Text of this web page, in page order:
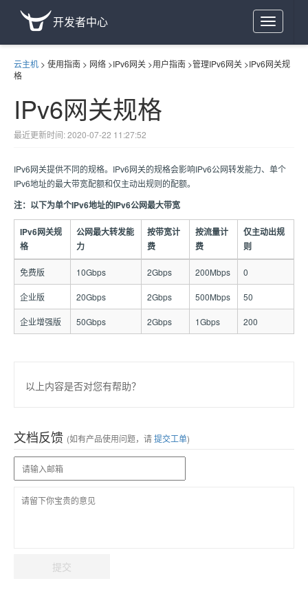
Toggle
navigation
开发者中心
云主机 > 使用指南 > 网络 >IPv6网关 >用户指南 >管理IPv6网关 >IPv6网关规
格
IPv6网关规格
最近更新时间: 2020-07-22 11:27:52
IPv6网关提供不同的规格。IPv6网关的规格会影响IPv6公网转发能力、单个
IPv6地址的最大带宽配额和仅主动出规则的配额。
注：以下为单个IPv6地址的IPv6公网最大带宽
IPv6网关规
格
公网最大转发能
力
按带宽计
费
按流量计
费
仅主动出规
则
免费版 10Gbps 2Gbps 200Mbps 0
企业版 20Gbps 2Gbps 500Mbps 50
企业增强版 50Gbps 2Gbps 1Gbps 200
以上内容是否对您有帮助？
文档反馈 (如有产品使用问题，请提交工单)
提交